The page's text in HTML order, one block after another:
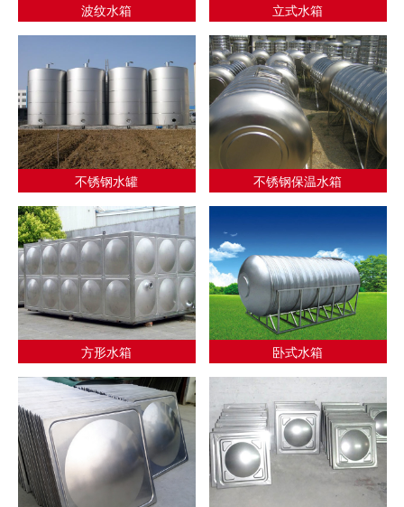
波纹水箱 立式水箱
不锈钢水罐 不锈钢保温水箱
方形水箱 卧式水箱